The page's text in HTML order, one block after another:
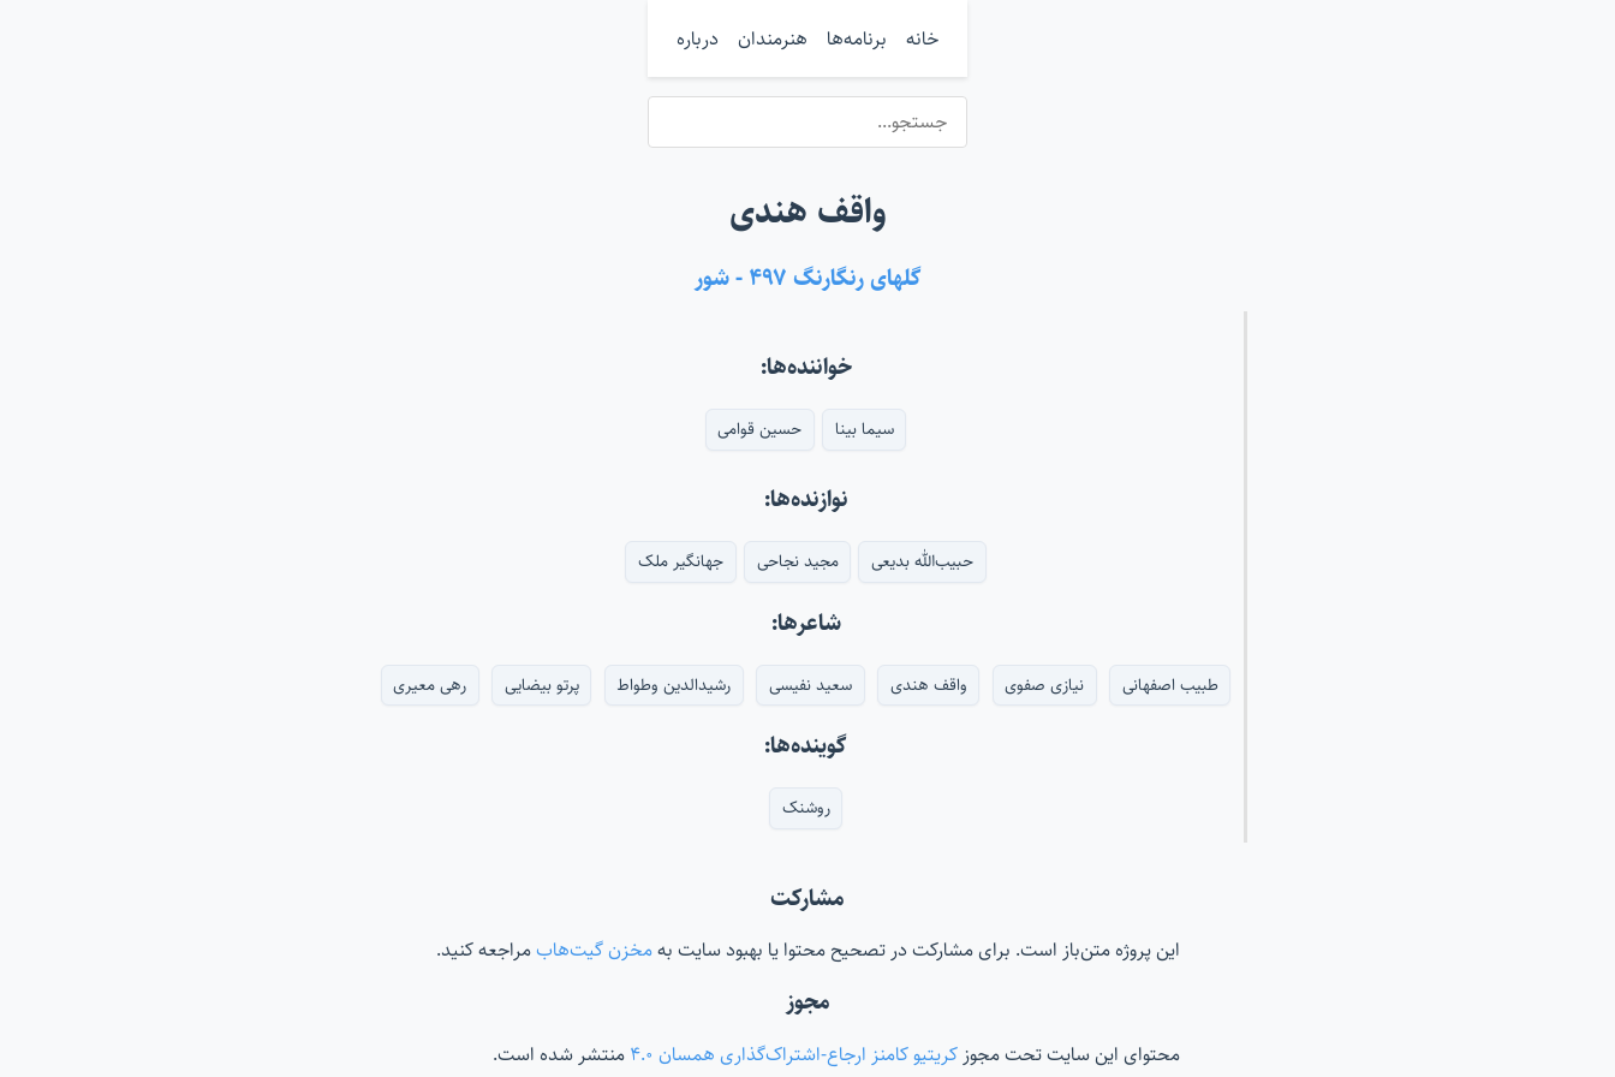
خانه برنامه‌ها هنرمندان درباره
واقف هندی
گلهای رنگارنگ ۴۹۷ - شور
خواننده‌ها:
سیما بینا حسین قوامی
نوازنده‌ها:
حبیب‌الله بدیعی مجید نجاحی جهانگیر ملک
شاعرها:
طبیب اصفهانی نیازی صفوی واقف هندی سعید نفیسی رشیدالدین وطواط پرتو بیضایی رهی معیری
گوینده‌ها:
روشنک
مشارکت
این پروژه متن‌باز است. برای مشارکت در تصحیح محتوا یا بهبود سایت بهمخزن گیت‌هابمراجعه کنید.
مجوز
محتوای این سایت تحت مجوزکریتیو کامنز ارجاع-اشتراک‌گذاری همسان ۴.۰ منتشر شده است.